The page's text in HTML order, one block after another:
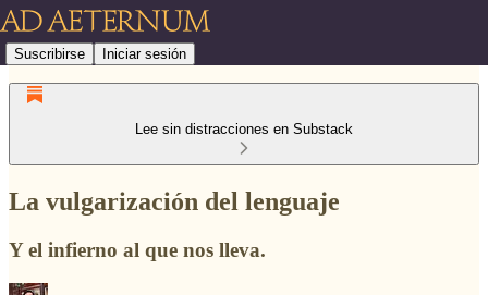
Suscribirse Iniciar sesión
Lee sin distracciones en Substack
La vulgarización del lenguaje
Y el infierno al que nos lleva.